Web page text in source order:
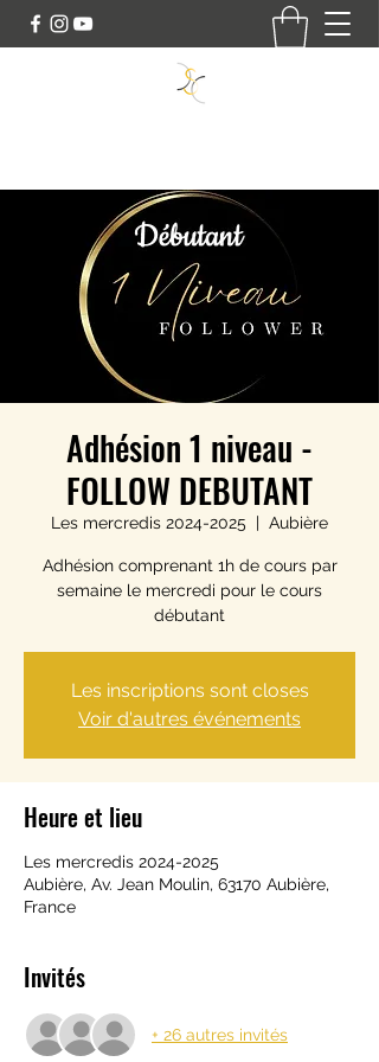
Adhésion 1 niveau -
FOLLOW DEBUTANT
Les mercredis 2024-2025
  |
Aubière
Adhésion comprenant 1h de cours par
semaine le mercredi pour le cours
débutant
Les inscriptions sont closes
Voir d'autres événements
Heure et lieu
Les mercredis 2024-2025
Aubière, Av. Jean Moulin, 63170 Aubière,
France
Invités
+ 26 autres invités